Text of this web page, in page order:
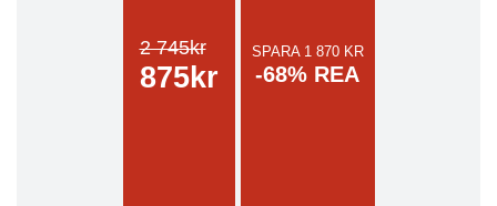
2 745kr
875kr
SPARA 1 870 KR
-68% REA